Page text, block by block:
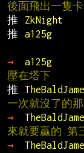
後面飛出一隻
推
ZkNight
推
a125g
→
a125g
壓在塔下
推
一次就沒了的
→
來就要贏的 第
→